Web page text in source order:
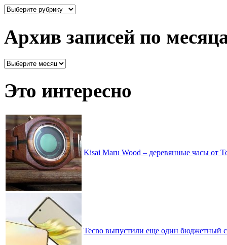
Здесь
Архив записей по
Архив
месяцам
Это интересно
Kisai Maru Wood – деревянные часы от
Tecno выпустили еще один бюджетный